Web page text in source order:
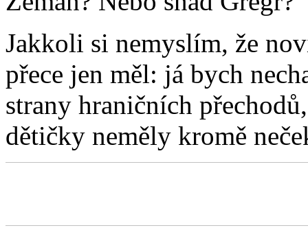
Jakkoli si nemyslím, že
přece jen měl: já bych
strany hraničních
dětičky neměly kromě